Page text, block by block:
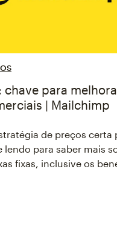
chave para
| Mailchimp
de preços certa
lendo para saber mais
fixas, inclusive os